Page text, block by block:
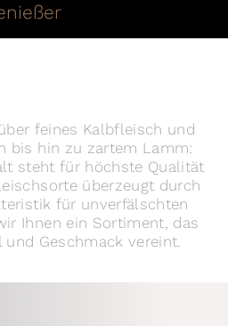
feines Kalbfleisch und
bis hin zu zartem Lamm:
steht für höchste Qualität
überzeugt durch
für unverfälschten
Ihnen ein Sortiment, das
und Geschmack vereint.